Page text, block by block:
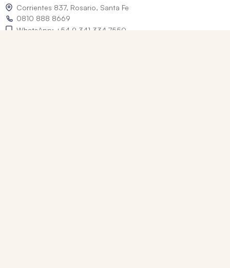
Corrientes 837, Rosario, Santa Fe
0810 888 8669
WhatsApp: +54 9 341 334 7550